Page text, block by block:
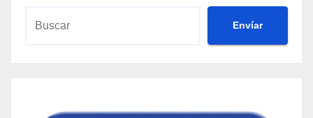
Envíar